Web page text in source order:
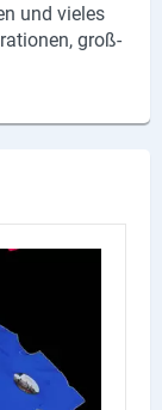
und vie­les
groß­